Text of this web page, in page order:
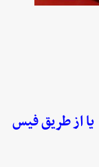
یا از طریق فیس